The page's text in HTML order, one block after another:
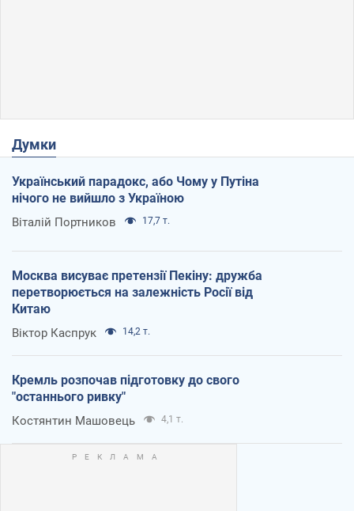
Думки
Український парадокс, або Чому у Путіна
нічого не вийшло з Україною
Віталій Портников 17,7 т.
Москва висуває претензії Пекіну: дружба
перетворюється на залежність Росії від
Китаю
Віктор Каспрук 14,2 т.
Кремль розпочав підготовку до свого
"останнього ривку"
Костянтин Машовець 4,1 т.